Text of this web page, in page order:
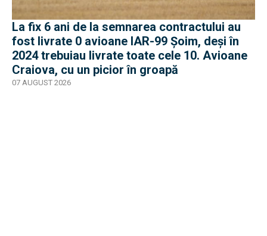
La fix 6 ani de la semnarea contractului au
fost livrate 0 avioane IAR-99 Șoim, deși în
2024 trebuiau livrate toate cele 10. Avioane
Craiova, cu un picior în groapă
07 AUGUST 2026